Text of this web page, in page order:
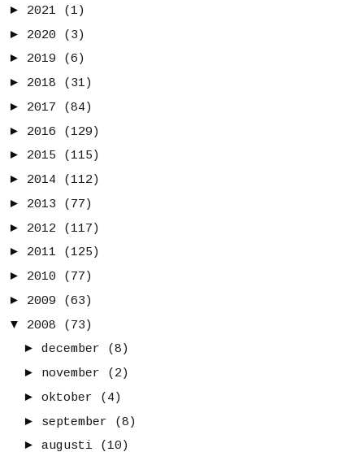
► 2021
(1)
► 2020
(3)
► 2019
(6)
► 2018
(31)
► 2017
(84)
► 2016
(129)
► 2015
(115)
► 2014
(112)
► 2013
(77)
► 2012
(117)
► 2011
(125)
► 2010
(77)
► 2009
(63)
▼
2008
(73)
► december
(8)
► november
(2)
► oktober
(4)
► september
(8)
► augusti (10)